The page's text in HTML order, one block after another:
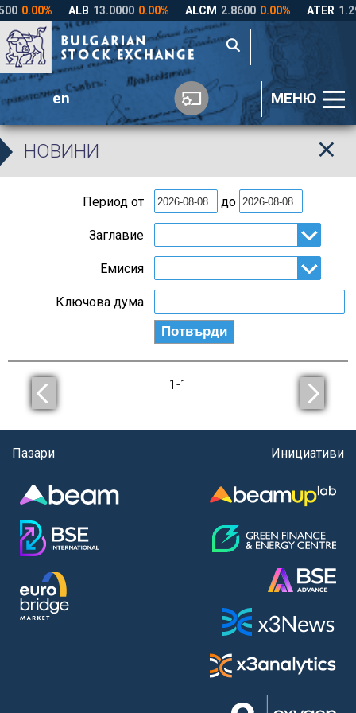
en МЕНЮ
НОВИНИ
Период от до
Заглавие
Емисия
Ключова дума
1 -1
Пазари Инициативи